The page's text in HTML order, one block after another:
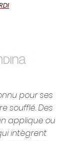
pour ses
soufflé. Des
applique ou
intègrent